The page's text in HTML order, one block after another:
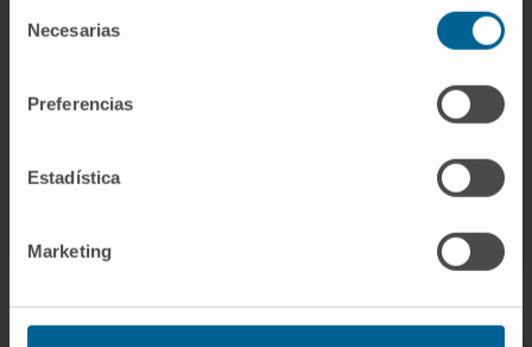
Necesarias
Preferencias
Estadística
Marketing
deshidratación, infección urinaria o esfuerzo
técnicas según su caso.